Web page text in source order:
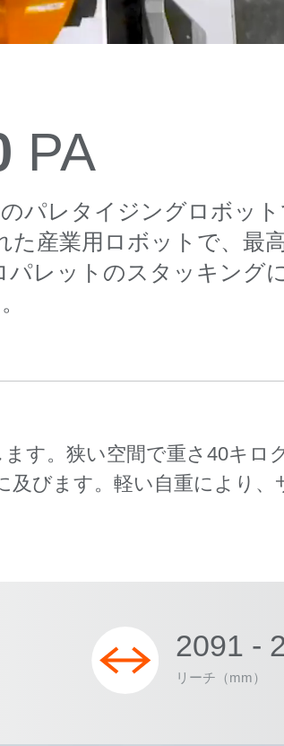
PA
パレタイジングロボッ
た産業用ロボットで、最
パレットのスタッキング
す。狭い空間で重さ40キロ
びます。軽い自重により
2091 -
リーチ（mm）